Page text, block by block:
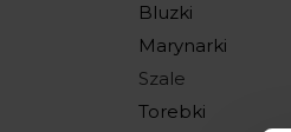
Bluzki
Marynarki
Szale
Torebki